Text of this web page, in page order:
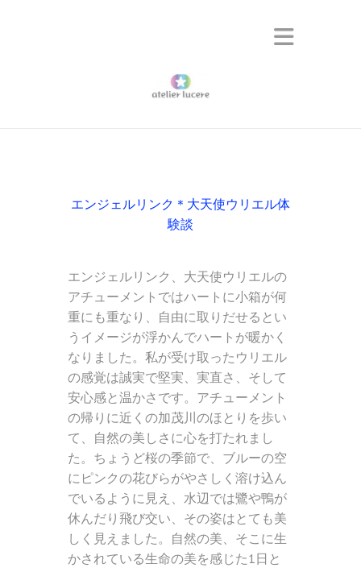
エンジェルリンク＊大天使ウリエル体
験談
エンジェルリンク、大天使ウリエルの
アチューメントではハートに小箱が何
重にも重なり、自由に取りだせるとい
うイメージが浮かんでハートが暖かく
なりました。私が受け取ったウリエル
の感覚は誠実で堅実、実直さ、そして
安心感と温かさです。アチューメント
の帰りに近くの加茂川のほとりを歩い
て、自然の美しさに心を打たれまし
た。ちょうど桜の季節で、ブルーの空
にピンクの花びらがやさしく溶け込ん
でいるように見え、水辺では鷺や鴨が
休んだり飛び交い、その姿はとても美
しく見えました。自然の美、そこに生
かされている生命の美を感じた1日と